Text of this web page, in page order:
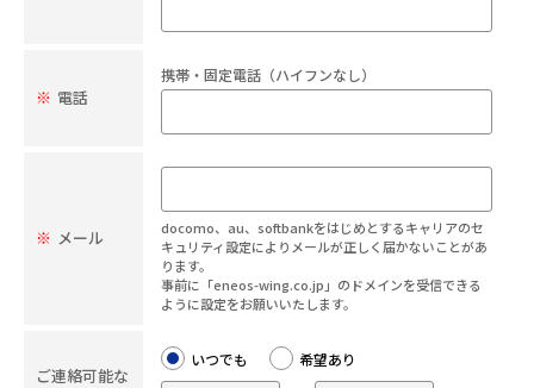
※ 電話
携帯・固定電話（ハイフンなし）
※ メール
docomo、au、softbankをはじめとするキャリアのセ
キュリティ設定によりメールが正しく届かないことがあ
ります。
事前に「eneos-wing.co.jp」のドメインを受信できる
ように設定をお願いいたします。
ご連絡可能な
いつでも 希望あり